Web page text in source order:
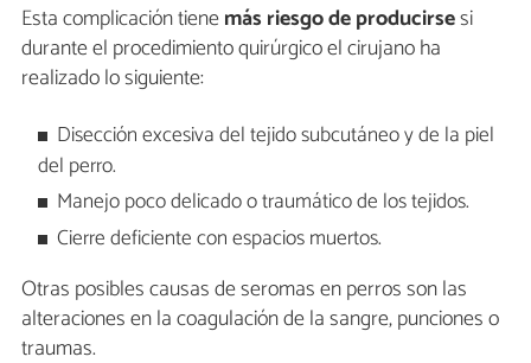
Esta complicación tienemás riesgo de producirsesi
durante el procedimiento quirúrgico el cirujano ha
realizado lo siguiente:
Disección excesiva del tejido subcutáneo y de la piel
del perro.
Manejo poco delicado o traumático de los tejidos.
Cierre deficiente con espacios muertos.
Otras posibles causas de seromas en perros son las
alteraciones en la coagulación de la sangre, punciones o
traumas.